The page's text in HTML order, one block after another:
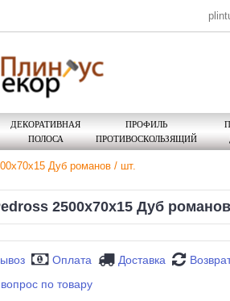
ДЕКОРАТИВНАЯ
ПОЛОСА
ПРОФИЛЬ
ПРОТИВОСКОЛЬЗЯЩИЙ
Дуб романов / шт.
2500х70х15 Дуб
Оплата Доставка
по товару